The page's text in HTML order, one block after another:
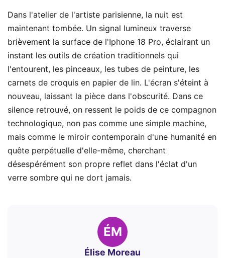
Dans l'atelier de l'artiste parisienne, la nuit est
maintenant tombée. Un signal lumineux traverse
brièvement la surface de l'Iphone 18 Pro, éclairant un
instant les outils de création traditionnels qui
l'entourent, les pinceaux, les tubes de peinture, les
carnets de croquis en papier de lin. L'écran s'éteint à
nouveau, laissant la pièce dans l'obscurité. Dans ce
silence retrouvé, on ressent le poids de ce compagnon
technologique, non pas comme une simple machine,
mais comme le miroir contemporain d'une humanité en
quête perpétuelle d'elle-même, cherchant
désespérément son propre reflet dans l'éclat d'un
verre sombre qui ne dort jamais.
ÉM
Élise Moreau